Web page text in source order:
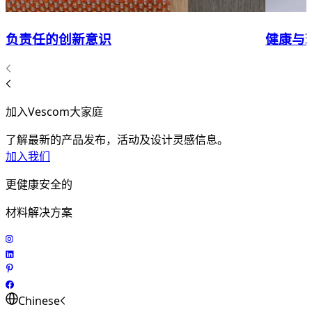
负责任的创新意识 健康与
加入Vescom大家庭
了解最新的产品发布，活动及设计灵感信息。
加入我们
更健康安全的
材料解决方案
Chinese